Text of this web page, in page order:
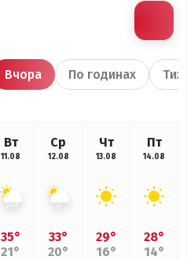
Вчора По годинах
Вт
11.08
35°
21°
Ср
12.08
33°
20°
Чт
13.08
29°
16°
Пт
14.08
28°
14°